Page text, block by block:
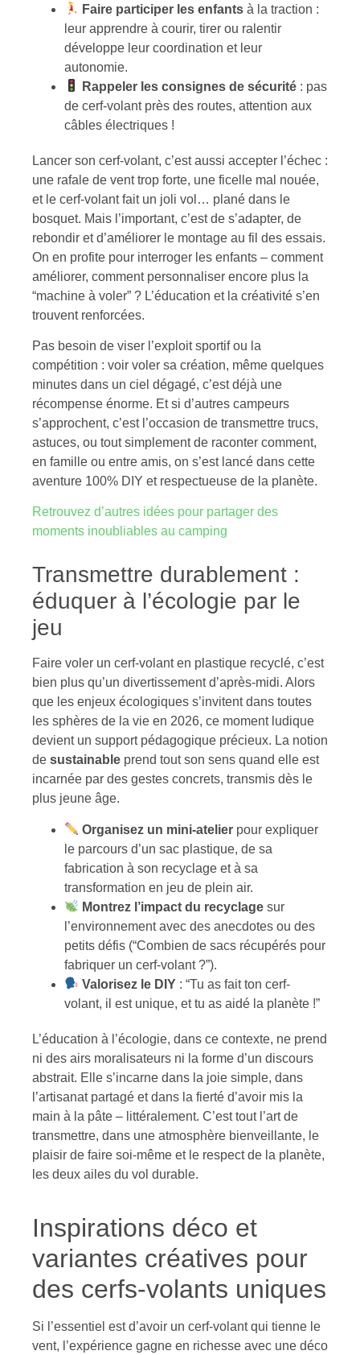
Faire participer les enfants à la traction :
leur apprendre à courir, tirer ou ralentir
développe leur coordination et leur
autonomie.
Rappeler les consignes de sécurité : pas
de cerf-volant près des routes, attention aux
câbles électriques !
Lancer son cerf-volant, c’est aussi accepter l’échec :
une rafale de vent trop forte, une ficelle mal nouée,
et le cerf-volant fait un joli vol… plané dans le
bosquet. Mais l’important, c’est de s’adapter, de
rebondir et d’améliorer le montage au fil des essais.
On en profite pour interroger les enfants – comment
améliorer, comment personnaliser encore plus la
“machine à voler” ? L’éducation et la créativité s’en
trouvent renforcées.
Pas besoin de viser l’exploit sportif ou la
compétition : voir voler sa création, même quelques
minutes dans un ciel dégagé, c’est déjà une
récompense énorme. Et si d’autres campeurs
s’approchent, c’est l’occasion de transmettre trucs,
astuces, ou tout simplement de raconter comment,
en famille ou entre amis, on s’est lancé dans cette
aventure 100% DIY et respectueuse de la planète.
Retrouvez d’autres idées pour partager des
moments inoubliables au camping
Transmettre durablement :
éduquer à l’écologie par le
jeu
Faire voler un cerf-volant en plastique recyclé, c’est
bien plus qu’un divertissement d’après-midi. Alors
que les enjeux écologiques s’invitent dans toutes
les sphères de la vie en 2026, ce moment ludique
devient un support pédagogique précieux. La notion
de sustainable prend tout son sens quand elle est
incarnée par des gestes concrets, transmis dès le
plus jeune âge.
Organisez un mini-atelier pour expliquer
le parcours d’un sac plastique, de sa
fabrication à son recyclage et à sa
transformation en jeu de plein air.
Montrez l’impact du recyclage sur
l’environnement avec des anecdotes ou des
petits défis (“Combien de sacs récupérés pour
fabriquer un cerf-volant ?”).
Valorisez le DIY : “Tu as fait ton cerf-
volant, il est unique, et tu as aidé la planète !”
L’éducation à l’écologie, dans ce contexte, ne prend
ni des airs moralisateurs ni la forme d’un discours
abstrait. Elle s’incarne dans la joie simple, dans
l’artisanat partagé et dans la fierté d’avoir mis la
main à la pâte – littéralement. C’est tout l’art de
transmettre, dans une atmosphère bienveillante, le
plaisir de faire soi-même et le respect de la planète,
les deux ailes du vol durable.
Inspirations déco et
variantes créatives pour
des cerfs-volants uniques
Si l’essentiel est d’avoir un cerf-volant qui tienne le
vent, l’expérience gagne en richesse avec une déco